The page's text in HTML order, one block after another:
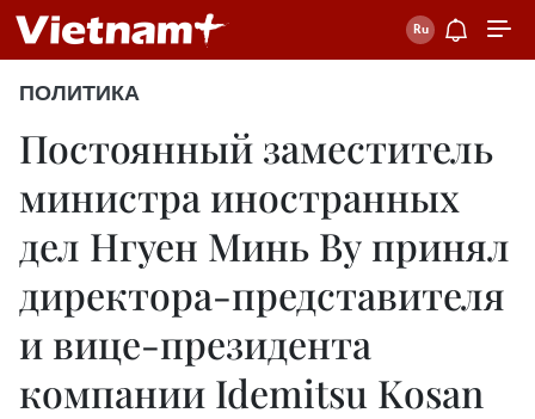
ПОЛИТИКА
Постоянный заместитель
министра иностранных
дел Нгуен Минь Ву принял
директора-представителя
и вице-президента
компании Idemitsu Kosan